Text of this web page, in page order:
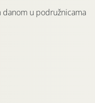
danom u podružnicama